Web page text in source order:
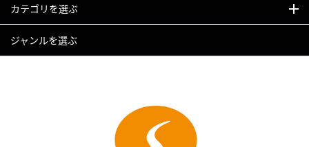
カテゴリを選ぶ
ジャンルを選ぶ